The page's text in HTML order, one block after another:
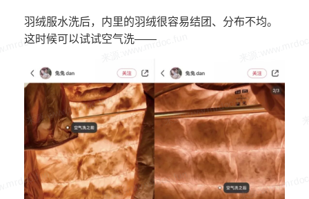
羽绒服水洗后，内里的羽绒很容易结团、分布不均。
这时候可以试试空气洗——